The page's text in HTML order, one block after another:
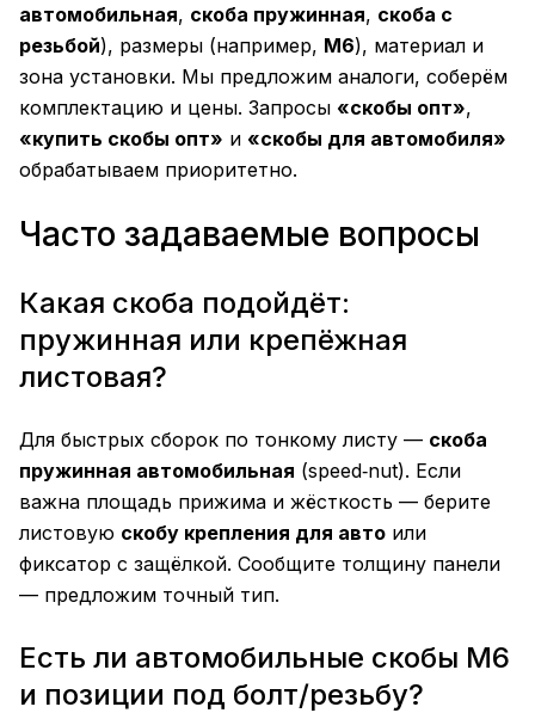
автомобильная, скоба пружинная, скоба с
резьбой), размеры (например, М6), материал и
зона установки. Мы предложим аналоги, соберём
комплектацию и цены. Запросы «скобы опт»,
«купить скобы опт» и «скобы для автомобиля»
обрабатываем приоритетно.
Часто задаваемые вопросы
Какая скоба подойдёт:
пружинная или крепёжная
листовая?
Для быстрых сборок по тонкому листу — скоба
пружинная автомобильная (speed‑nut). Если
важна площадь прижима и жёсткость — берите
листовую скобу крепления для авто или
фиксатор с защёлкой. Сообщите толщину панели
— предложим точный тип.
Есть ли автомобильные скобы М6
и позиции под болт/резьбу?